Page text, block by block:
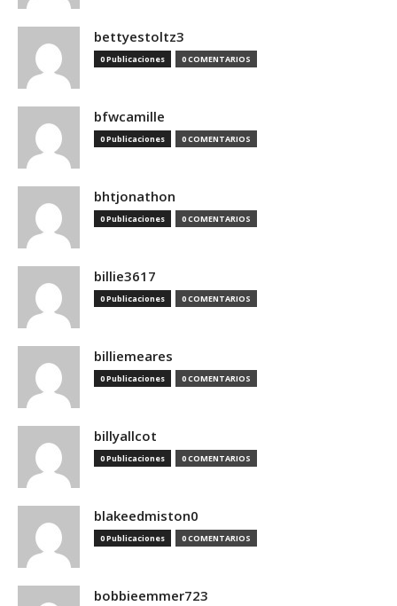
bettyestoltz3
0 Publicaciones 0 COMENTARIOS
bfwcamille
0 Publicaciones 0 COMENTARIOS
bhtjonathon
0 Publicaciones 0 COMENTARIOS
billie3617
0 Publicaciones 0 COMENTARIOS
billiemeares
0 Publicaciones 0 COMENTARIOS
billyallcot
0 Publicaciones 0 COMENTARIOS
blakeedmiston0
0 Publicaciones 0 COMENTARIOS
bobbieemmer723